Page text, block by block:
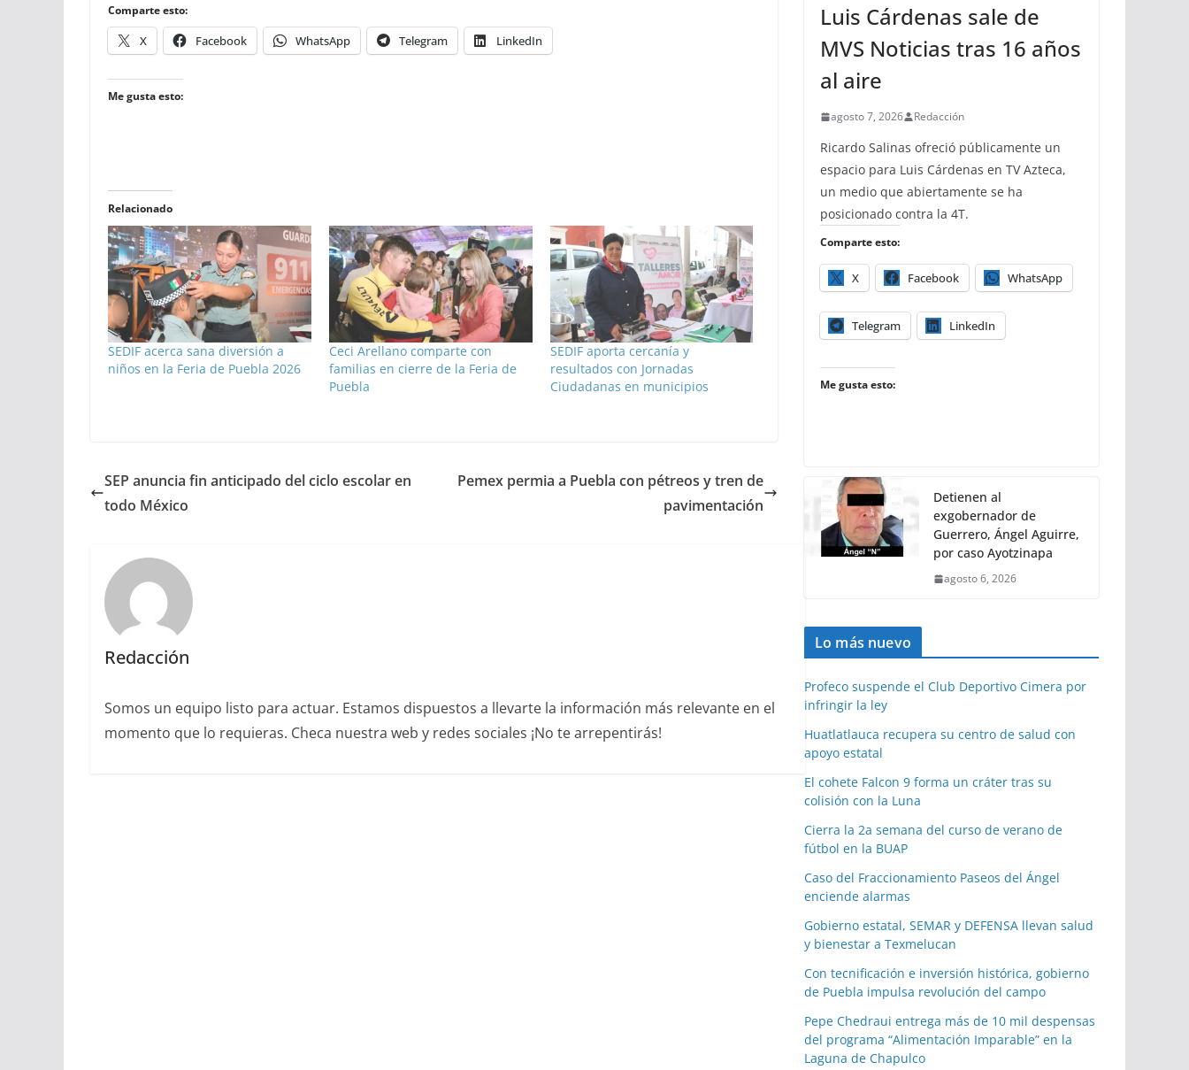
Comparte esto:
X Facebook WhatsApp Telegram LinkedIn
Me gusta esto:
Relacionado
SEDIF acerca sana diversión a
niños en la Feria de Puebla 2026
Ceci Arellano comparte con
familias en cierre de la Feria de
Puebla
SEDIF aporta cercanía y
resultados con Jornadas
Ciudadanas en municipios
SEP anuncia fin anticipado del ciclo escolar en
todo México
Pemex permia a Puebla con pétreos y tren de
pavimentación
Redacción
Somos un equipo listo para actuar. Estamos dispuestos a llevarte la información más relevante en el
momento que lo requieras. Checa nuestra web y redes sociales ¡No te arrepentirás!
Luis Cárdenas sale de
MVS Noticias tras 16 años
al aire
agosto 7, 2026 Redacción
Ricardo Salinas ofreció públicamente un
espacio para Luis Cárdenas en TV Azteca,
un medio que abiertamente se ha
posicionado contra la 4T.
Comparte esto:
X Facebook WhatsApp
Telegram LinkedIn
Me gusta esto:
Detienen al
exgobernador de
Guerrero, Ángel Aguirre,
por caso Ayotzinapa
agosto 6, 2026
Lo más nuevo
Profeco suspende el Club Deportivo Cimera por
infringir la ley
Huatlatlauca recupera su centro de salud con
apoyo estatal
El cohete Falcon 9 forma un cráter tras su
colisión con la Luna
Cierra la 2a semana del curso de verano de
fútbol en la BUAP
Caso del Fraccionamiento Paseos del Ángel
enciende alarmas
Gobierno estatal, SEMAR y DEFENSA llevan salud
y bienestar a Texmelucan
Con tecnificación e inversión histórica, gobierno
de Puebla impulsa revolución del campo
Pepe Chedraui entrega más de 10 mil despensas
del programa “Alimentación Imparable” en la
Laguna de Chapulco